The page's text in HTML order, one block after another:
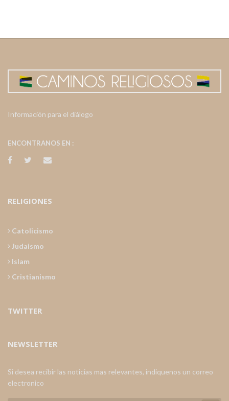
Información para el diálogo
ENCONTRANOS EN :
RELIGIONES
Catolicismo
Judaismo
Islam
Cristianismo
TWITTER
NEWSLETTER
Si desea recibir las noticias mas relevantes, indiquenos un correo
electronico